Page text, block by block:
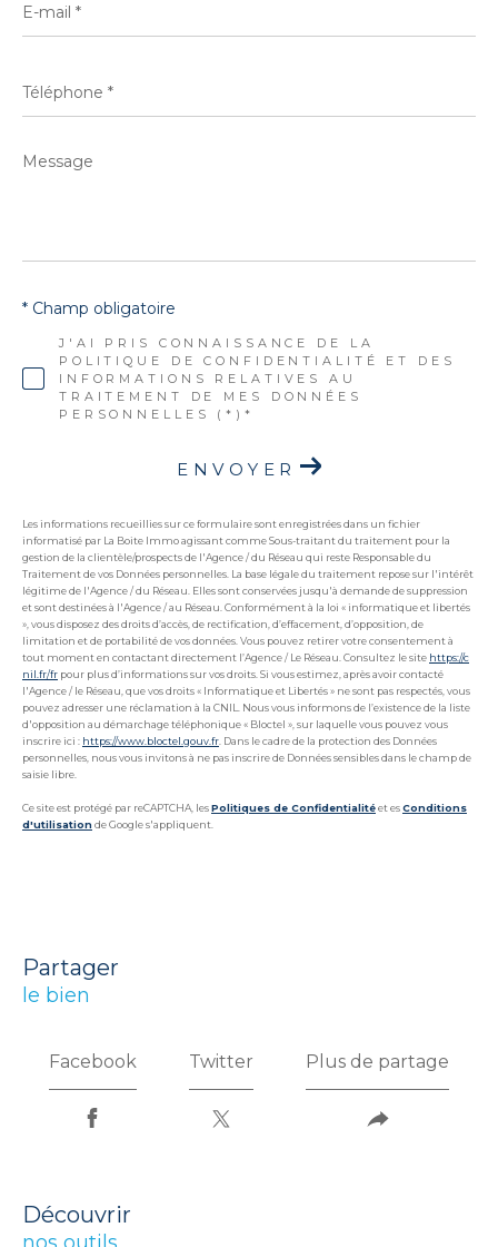
mail
*
*
Message
*
J'AI PRIS CONNAISSANCE DE LA
POLITIQUE DE CONFIDENTIALITÉ ET DES
INFORMATIONS RELATIVES AU
TRAITEMENT DE MES DONNÉES
PERSONNELLES (*)*
* Champ obligatoire
ENVOYER
Les informations recueillies sur ce formulaire sont enregistrées dans un fichier
informatisé par La Boite Immo agissant comme Sous-traitant du traitement pour la
gestion de la clientèle/prospects de l'Agence / du Réseau qui reste Responsable du
Traitement de vos Données personnelles. La base légale du traitement repose sur l'intérêt
légitime de l'Agence / du Réseau. Elles sont conservées jusqu'à demande de suppression
et sont destinées à l'Agence / au Réseau. Conformément à la loi « informatique et libertés
», vous disposez des droits d’accès, de rectification, d’effacement, d’opposition, de
limitation et de portabilité de vos données. Vous pouvez retirer votre consentement à
tout moment en contactant directement l’Agence / Le Réseau. Consultez le site https://c
nil.fr/fr pour plus d’informations sur vos droits. Si vous estimez, après avoir contacté
l'Agence / le Réseau, que vos droits « Informatique et Libertés » ne sont pas respectés, vous
pouvez adresser une réclamation à la CNIL. Nous vous informons de l’existence de la liste
d'opposition au démarchage téléphonique « Bloctel », sur laquelle vous pouvez vous
inscrire ici : https://www.bloctel.gouv.fr. Dans le cadre de la protection des Données
personnelles, nous vous invitons à ne pas inscrire de Données sensibles dans le champ de
saisie libre.
Ce site est protégé par reCAPTCHA, lesPolitiques de Confidentialitéet esConditions
d'utilisationde Google s'appliquent.
partager
le bien
Facebook Twitter Plus de partage
découvrir